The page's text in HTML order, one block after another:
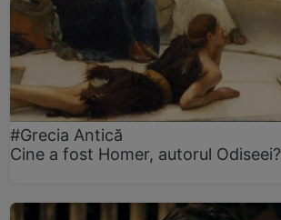
#Grecia Antică
Cine a fost Homer, autorul Odiseei?